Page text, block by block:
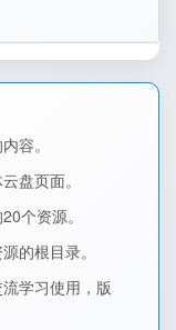
容。
盘页面。
个资源。
的根目录。
学习使用，版